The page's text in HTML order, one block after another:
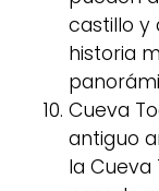
castillo y
historia
Cueva
antiguo
la Cueva